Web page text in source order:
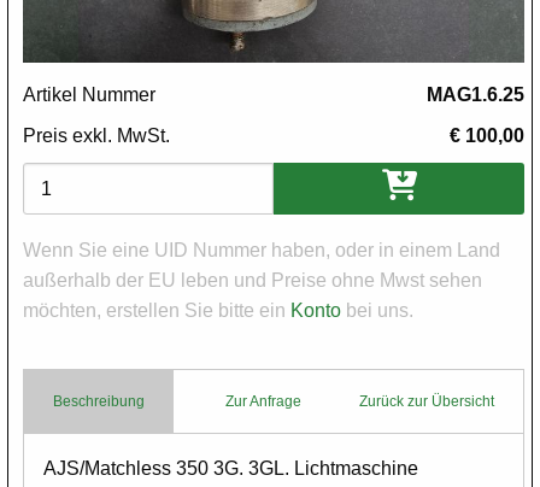
Artikel Nummer
MAG1.6.25
Preis exkl. MwSt.
€ 100,00
Varianten
Wenn Sie eine UID Nummer haben, oder in einem Land
außerhalb der EU leben und Preise ohne Mwst sehen
möchten, erstellen Sie bitte ein Konto bei uns.
Beschreibung Zurück zur Übersicht
Zur Anfrage
Body
AJS/Matchless 350 3G. 3GL. Lichtmaschine